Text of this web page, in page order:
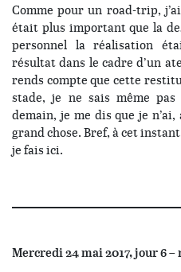
Comme pour un road-trip,
était plus important que la
personnel la réalisation
résultat dans le cadre d’un
rends compte que cette
stade, je ne sais même
demain, je me dis que je
grand chose. Bref, à cet
je fais ici.
Mercredi 24 mai 2017, jour 6